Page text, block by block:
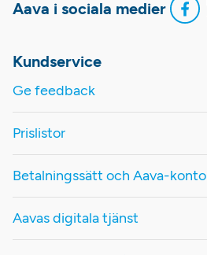
Aava i sociala medier
Kundservice
Ge feedback
Prislistor
Betalningssätt och Aava-konto
Aavas digitala tjänst